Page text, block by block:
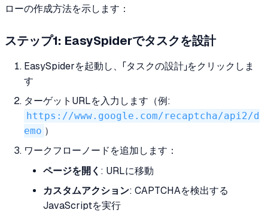
ローの作成方法を示します：
ステップ1: EasySpiderでタスクを設計
EasySpiderを起動し、「タスクの設計」をクリックしま
す
ターゲットURLを入力します（例:
https://www.google.com/recaptcha/api2/d
emo ）
ワークフローノードを追加します：
ページを開く : URLに移動
カスタムアクション: CAPTCHAを検出する
JavaScriptを実行